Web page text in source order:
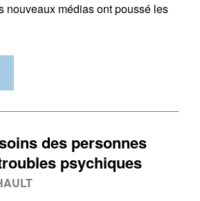
nouveaux médias ont poussé les
des personnes
psychiques